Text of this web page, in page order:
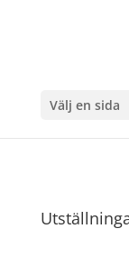
Välj en sida